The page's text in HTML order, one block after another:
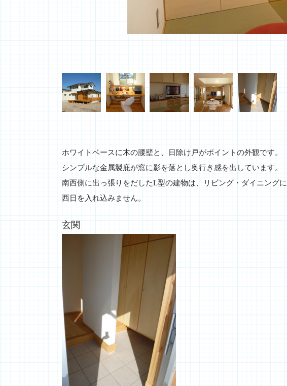
ホワイトベースに木の腰壁と、日除け戸がポイントの外観です。
シンプルな金属製庇が窓に影を落とし奥行き感を出しています。
南西側に出っ張りをだしたL型の建物は、リビング・ダイニングに
西日を入れ込みません。
玄関